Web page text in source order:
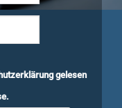
gelesen